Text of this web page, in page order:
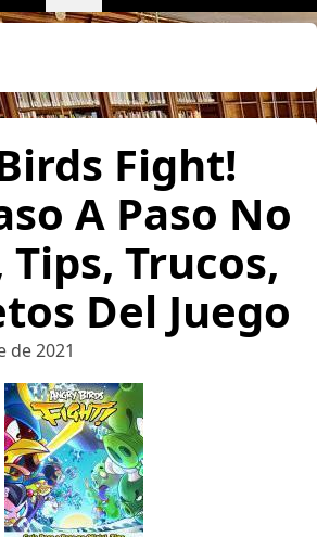
Fight!
A Paso No
Trucos,
Del Juego
de 2021